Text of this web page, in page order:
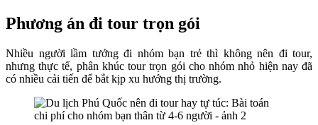
Phương án đi tour trọn gói
Nhiều người lầm tưởng đi nhóm bạn trẻ thì không nên đi tour,
nhưng thực tế, phân khúc tour trọn gói cho nhóm nhỏ hiện nay đã
có nhiều cải tiến để bắt kịp xu hướng thị trường.